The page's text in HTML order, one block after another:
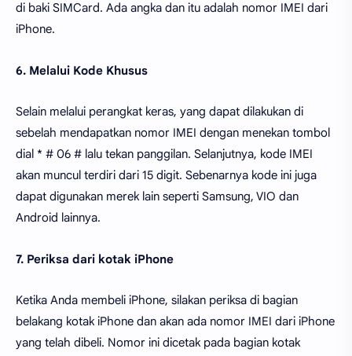
di baki SIMCard. Ada angka dan itu adalah nomor IMEI dari
iPhone.
6. Melalui Kode Khusus
Selain melalui perangkat keras, yang dapat dilakukan di
sebelah mendapatkan nomor IMEI dengan menekan tombol
dial * # 06 # lalu tekan panggilan. Selanjutnya, kode IMEI
akan muncul terdiri dari 15 digit. Sebenarnya kode ini juga
dapat digunakan merek lain seperti Samsung, VIO dan
Android lainnya.
7. Periksa dari kotak iPhone
Ketika Anda membeli iPhone, silakan periksa di bagian
belakang kotak iPhone dan akan ada nomor IMEI dari iPhone
yang telah dibeli. Nomor ini dicetak pada bagian kotak